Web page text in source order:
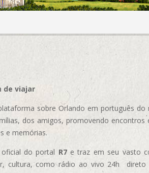
de viajar
sobre Orlando em português
dos amigos, promovendo encontros
e memórias.
do portal R7e traz em seu vasto
cultura, como rádio ao vivo 24h direto